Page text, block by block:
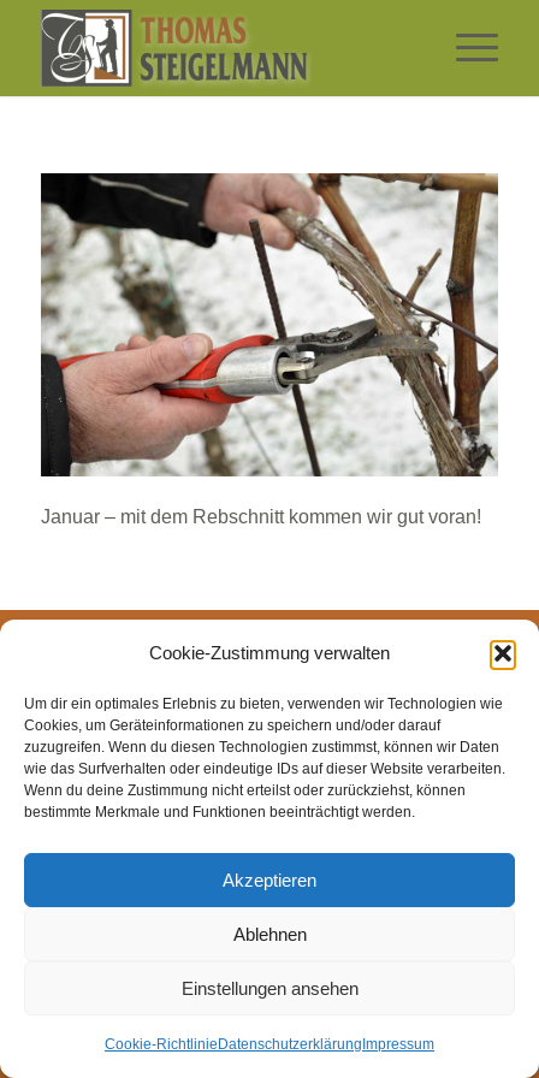
Cookie-Zustimmung verwalten
Um dir ein optimales Erlebnis zu bieten, verwenden wir Technologien wie
Cookies, um Geräteinformationen zu speichern und/oder darauf
zuzugreifen. Wenn du diesen Technologien zustimmst, können wir Daten
wie das Surfverhalten oder eindeutige IDs auf dieser Website verarbeiten.
Wenn du deine Zustimmung nicht erteilst oder zurückziehst, können
bestimmte Merkmale und Funktionen beeinträchtigt werden.
Akzeptieren
Ablehnen
Einstellungen ansehen
Cookie-Richtlinie Datenschutzerklärung Impressum
Januar – mit dem Rebschnitt kommen wir gut voran!
© Weingut Thomas Steigelmann
TAGEBUCH KONTAKT Impressum Datenschutz
Cookie-Richtlinie (EU)